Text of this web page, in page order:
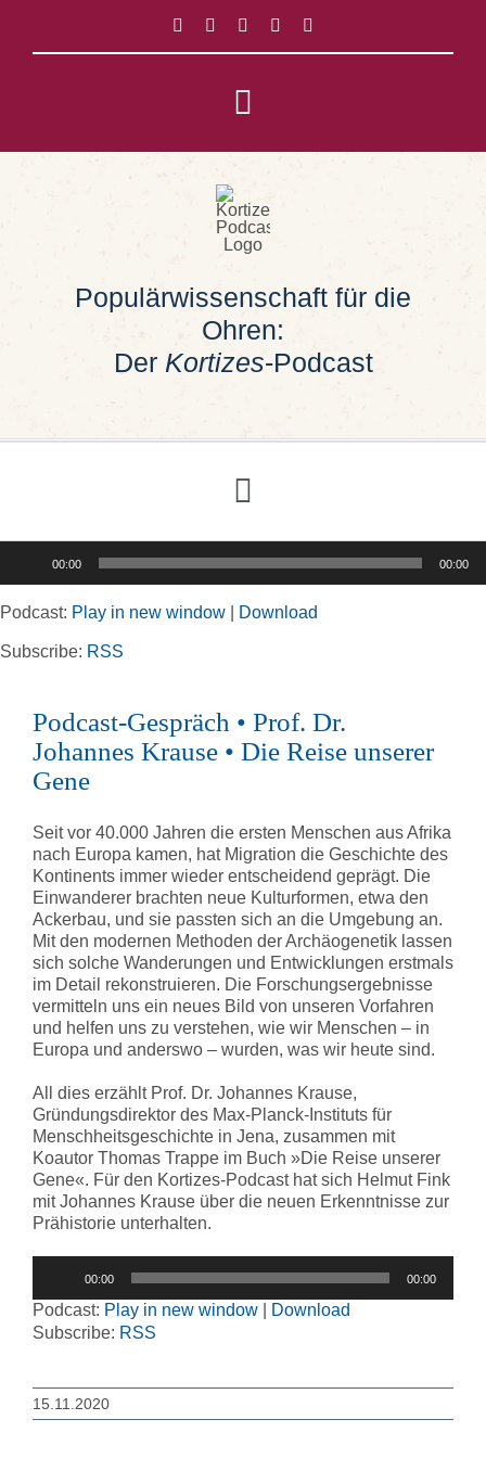
springen
Toggle
Navigation
Impressum
Datenschutz
Populärwissenschaft für die
Ohren:
Der Kortizes-Podcast
Toggle
Navigation
Rubriken
Kortizes Website
00:00 00:00
Podcast: Play in new window Download
Subscribe: RSS
Podcast-Gespräch • Prof. Dr.
Johannes Krause • Die Reise unserer
Gene
Seit vor 40.000 Jahren die ersten Menschen aus Afrika
nach Europa kamen, hat Migration die Geschichte des
Kontinents immer wieder entscheidend geprägt. Die
Einwanderer brachten neue Kulturformen, etwa den
Ackerbau, und sie passten sich an die Umgebung an.
Mit den modernen Methoden der Archäogenetik lassen
sich solche Wanderungen und Entwicklungen erstmals
im Detail rekonstruieren. Die Forschungsergebnisse
vermitteln uns ein neues Bild von unseren Vorfahren
und helfen uns zu verstehen, wie wir Menschen – in
Europa und anderswo – wurden, was wir heute sind.
All dies erzählt Prof. Dr. Johannes Krause,
Gründungsdirektor des Max-Planck-Instituts für
Menschheitsgeschichte in Jena, zusammen mit
Koautor Thomas Trappe im Buch »Die Reise unserer
Gene«. Für den Kortizes-Podcast hat sich Helmut Fink
mit Johannes Krause über die neuen Erkenntnisse zur
Prähistorie unterhalten.
00:00 00:00
Podcast: Play in new window
Download
Subscribe: RSS
15.11.2020